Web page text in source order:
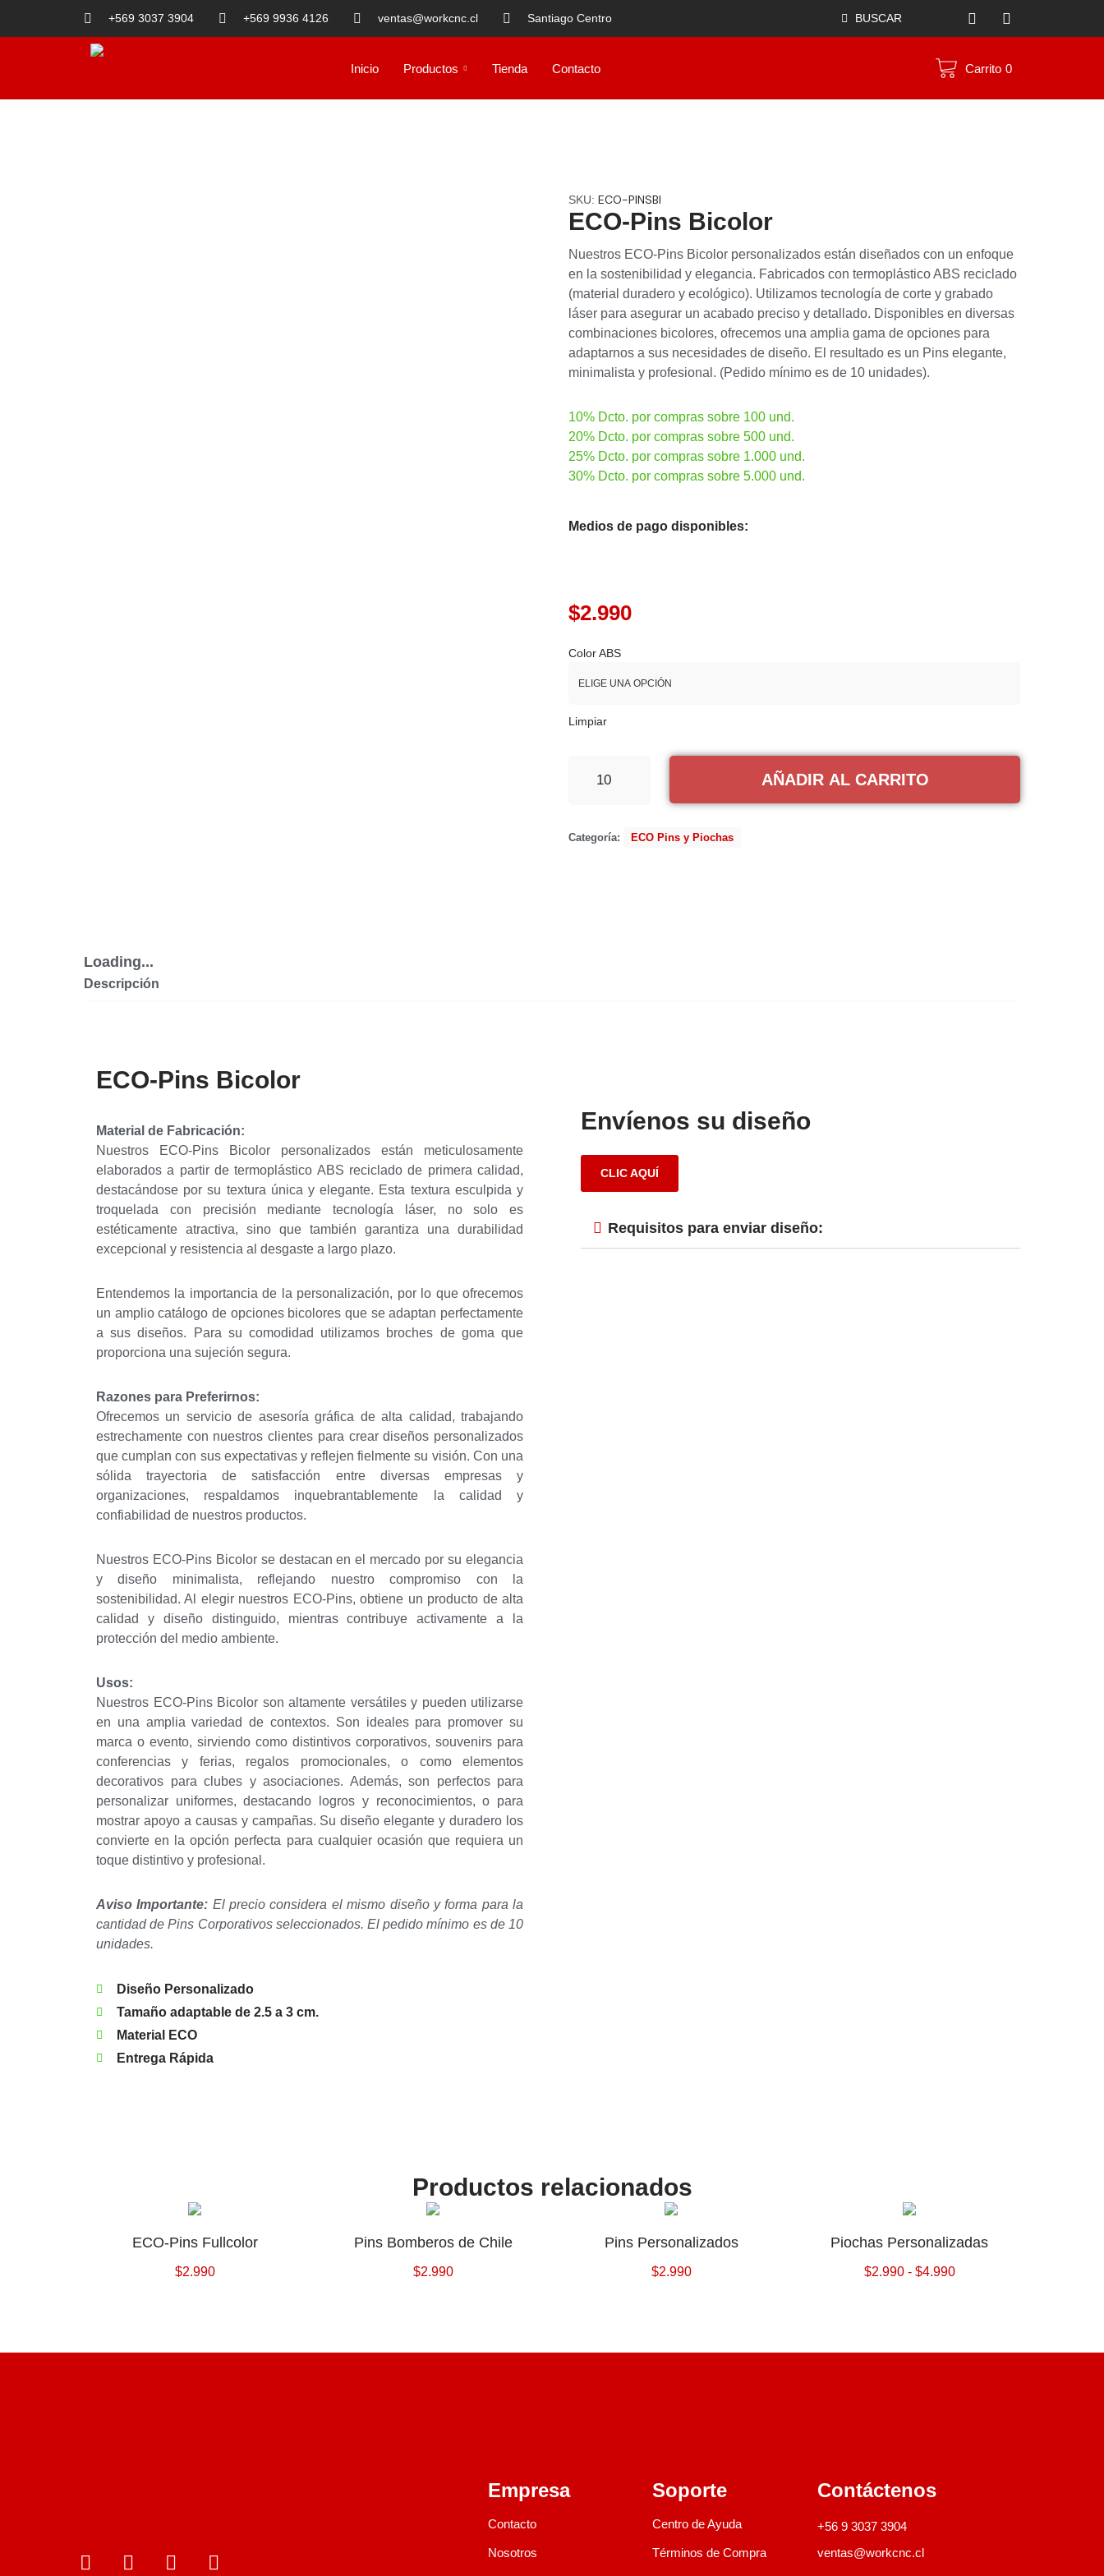
+569 3037 3904 +569 9936 4126 ventas@workcnc.cl Santiago Centro BUSCAR
Inicio Productos Tienda Contacto Carrito 0
SKU: ECO-PINSBI
ECO-Pins Bicolor
Nuestros ECO-Pins Bicolor personalizados están diseñados con un enfoque
en la sostenibilidad y elegancia. Fabricados con termoplástico ABS reciclado
(material duradero y ecológico). Utilizamos tecnología de corte y grabado
láser para asegurar un acabado preciso y detallado. Disponibles en diversas
combinaciones bicolores, ofrecemos una amplia gama de opciones para
adaptarnos a sus necesidades de diseño. El resultado es un Pins elegante,
minimalista y profesional. (Pedido mínimo es de 10 unidades).
10% Dcto. por compras sobre 100 und.
20% Dcto. por compras sobre 500 und.
25% Dcto. por compras sobre 1.000 und.
30% Dcto. por compras sobre 5.000 und.
Medios de pago disponibles:
$2.990
Color ABS
Limpiar
AÑADIR AL CARRITO
Categoría: ECO Pins y Piochas
Loading...
Descripción
ECO-Pins Bicolor
Material de Fabricación:
Nuestros ECO-Pins Bicolor personalizados están meticulosamente
elaborados a partir de termoplástico ABS reciclado de primera calidad,
destacándose por su textura única y elegante. Esta textura esculpida y
troquelada con precisión mediante tecnología láser, no solo es
estéticamente atractiva, sino que también garantiza una durabilidad
excepcional y resistencia al desgaste a largo plazo.
Entendemos la importancia de la personalización, por lo que ofrecemos
un amplio catálogo de opciones bicolores que se adaptan perfectamente
a sus diseños. Para su comodidad utilizamos broches de goma que
proporciona una sujeción segura.
Razones para Preferirnos:
Ofrecemos un servicio de asesoría gráfica de alta calidad, trabajando
estrechamente con nuestros clientes para crear diseños personalizados
que cumplan con sus expectativas y reflejen fielmente su visión. Con una
sólida trayectoria de satisfacción entre diversas empresas y
organizaciones, respaldamos inquebrantablemente la calidad y
confiabilidad de nuestros productos.
Nuestros ECO-Pins Bicolor se destacan en el mercado por su elegancia
y diseño minimalista, reflejando nuestro compromiso con la
sostenibilidad. Al elegir nuestros ECO-Pins, obtiene un producto de alta
calidad y diseño distinguido, mientras contribuye activamente a la
protección del medio ambiente.
Usos:
Nuestros ECO-Pins Bicolor son altamente versátiles y pueden utilizarse
en una amplia variedad de contextos. Son ideales para promover su
marca o evento, sirviendo como distintivos corporativos, souvenirs para
conferencias y ferias, regalos promocionales, o como elementos
decorativos para clubes y asociaciones. Además, son perfectos para
personalizar uniformes, destacando logros y reconocimientos, o para
mostrar apoyo a causas y campañas. Su diseño elegante y duradero los
convierte en la opción perfecta para cualquier ocasión que requiera un
toque distintivo y profesional.
Aviso Importante: El precio considera el mismo diseño y forma para la
cantidad de Pins Corporativos seleccionados. El pedido mínimo es de 10
unidades.
Diseño Personalizado
Tamaño adaptable de 2.5 a 3 cm.
Material ECO
Entrega Rápida
Envíenos su diseño
CLIC AQUÍ
Requisitos para enviar diseño:
Productos relacionados
ECO-Pins Fullcolor
$2.990
Pins Bomberos de Chile
$2.990
Pins Personalizados
$2.990
Piochas Personalizadas
$2.990 - $4.990
Empresa
Contacto
Nosotros
Soporte
Centro de Ayuda
Términos de Compra
Contáctenos
+56 9 3037 3904
ventas@workcnc.cl
¿Qué estás buscando?